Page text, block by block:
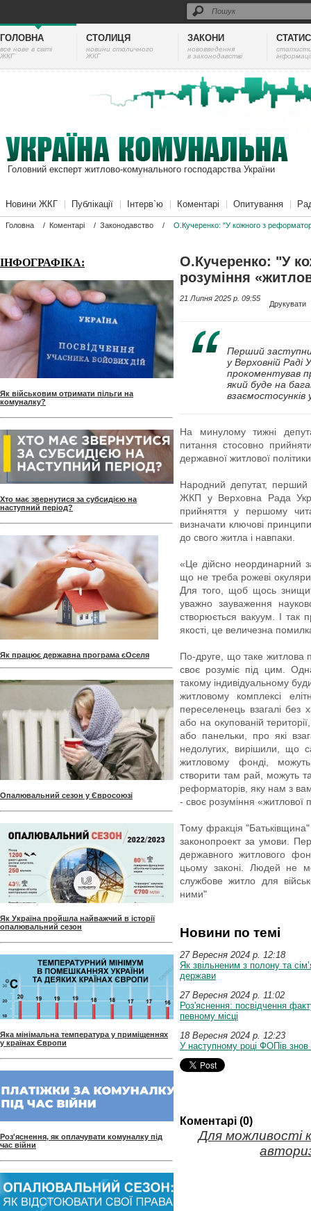
ГОЛОВНА
все нове в світі
ЖКГ
СТОЛИЦЯ
новини столичного
ЖКГ
ЗАКОНИ
нововведення
в законодавстві
Головний експерт житлово-комунального господарства України
Новини ЖКГ Публікації Інтерв`ю Коментарі Опитування
Головна / Коментарі / Законодавство / О.Кучеренко: "У кожного з
ІНФОГРАФІКА:
Як військовим отримати пільги на
комуналку?
Хто має звернутися за субсидією на
наступний період?
Як працює державна програма єОселя
Опалювальний сезон у Євросоюзі
Як Україна пройшла найважчий в історії
опалювальний сезон
Яка мінімальна температура у приміщеннях
у країнах Європи
Роз'яснення, як оплачувати комуналку під
час війни
О.Кучеренко: "У
розуміння
21 Липня 2025 p. 09:55
Друкувати
Перший
у Верховній Раді
прокоментував
який буде на
взаємостосунків
На минулому тижні
питання стосовно
державної житлової
Народний депутат, перший
ЖКП у Верховна Рада
прийняття у першому
визначати ключові
до свого житла і навпаки.
«Це дійсно неординарний
що не треба рожеві
Для того, щоб щось
уважно зауваження
створюється вакуум. І так
якості, це величезна
По-друге, що таке житлова
своє розуміє під цим.
такому індивідуальному
житловому комплексі
переселенець взагалі без
або на окупованій
або панельки, про які
недолугих, вирішили, що
житловому фонді,
створити там рай, можуть
реформаторів, яку нам з
- своє розуміння «житлової
Тому фракція
законопроект за умови.
державного житлового
цьому законі. Людей не
службове житло для
ними"
Новини по темі
27 Вересня 2024 p. 12:18
Як звільненим з полону та
держави
27 Вересня 2024 p. 11:02
Роз'яснення: посвідчення
певному місці
18 Вересня 2024 p. 12:23
У наступному році ФОПів
Коментарі (0)
Для можливості